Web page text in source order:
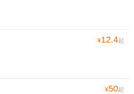
¥12.4起
¥50起